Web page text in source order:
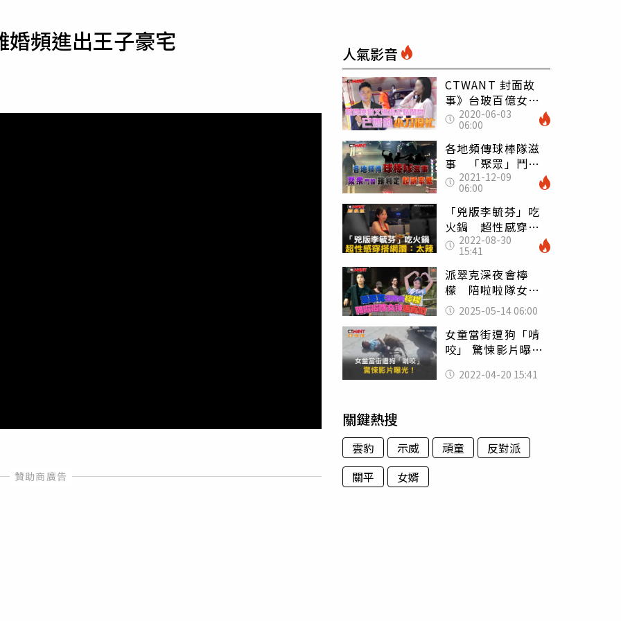
運勢
頻進出王子豪宅 人氣影音
CTWANT 封面故
事》台玻百億女婿
有桃花 小刀入夜
直搗正妹香閨
2020-06-03
06:00
各地頻傳球棒隊滋
事 「聚眾」鬥毆
難判定起訴率低
2021-12-09
06:00
「兇版李毓芬」吃
火鍋 超性感穿搭
網讚：太辣
2022-08-30
15:41
派翠克深夜會檸
檬 陪啦啦隊女神
返香閨
2025-05-14 06:00
女童當街遭狗「啃
咬」 驚悚影片曝
2022-04-20 15:41
關鍵熱搜
雲豹 示威 頑童
反對派
關平
女婿